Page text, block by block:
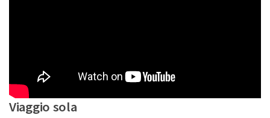
Viaggio sola